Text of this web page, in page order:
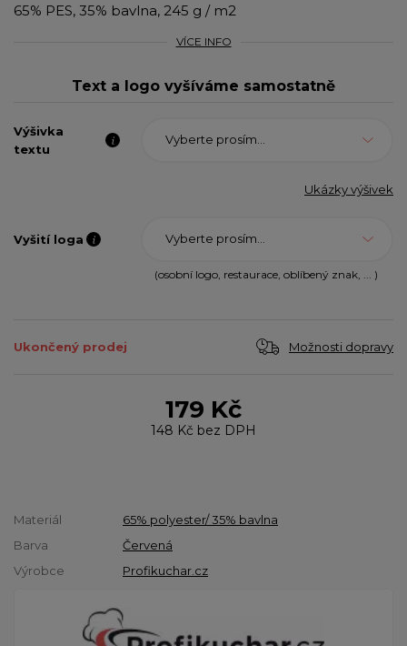
65% PES, 35% bavlna, 245 g / m2
VÍCE INFO
Text a logo vyšíváme samostatně
Výšivka
textu
Vyberte prosím...
Ukázky výšivek
Vyšití loga Vyberte prosím...
(osobní logo, restaurace, oblíbený znak, ... )
Ukončený prodej Možnosti dopravy
179 Kč
148 Kč bez DPH
Materiál
65% polyester/ 35% bavlna
Barva
Červená
Výrobce
Profikuchar.cz